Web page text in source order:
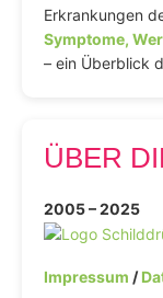
Erkrankungen
Symptome,
– ein Überblick
ÜBER
2005 – 2025
Impressum /